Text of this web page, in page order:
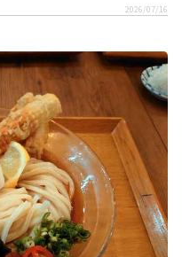
2026/07/16